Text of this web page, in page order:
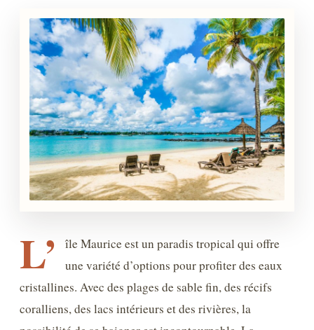
L’
île Maurice est un paradis tropical qui offre
une variété d’options pour profiter des eaux
cristallines. Avec des plages de sable fin, des récifs
coralliens, des lacs intérieurs et des rivières, la